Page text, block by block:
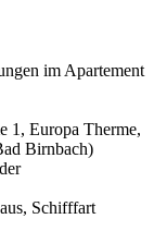
im Apartement
1, Europa Therme,
Birnbach)
Schifffart